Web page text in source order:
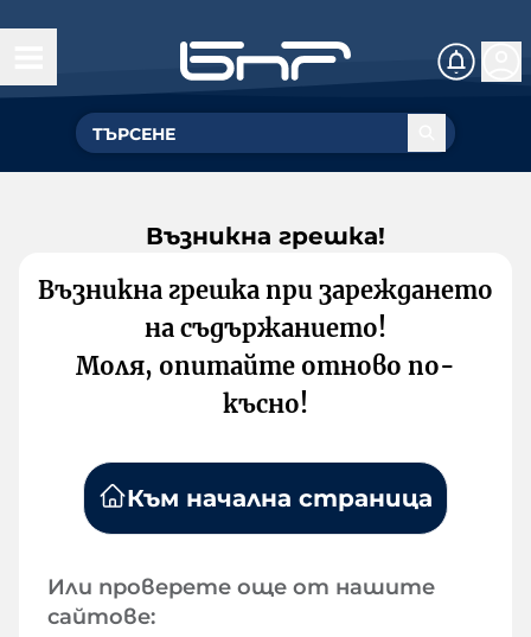
Възникна грешка!
Възникна грешка при зареждането
на съдържанието!
Моля, опитайте отново по-
късно!
Към начална страница
Или проверете още от нашите
сайтове: